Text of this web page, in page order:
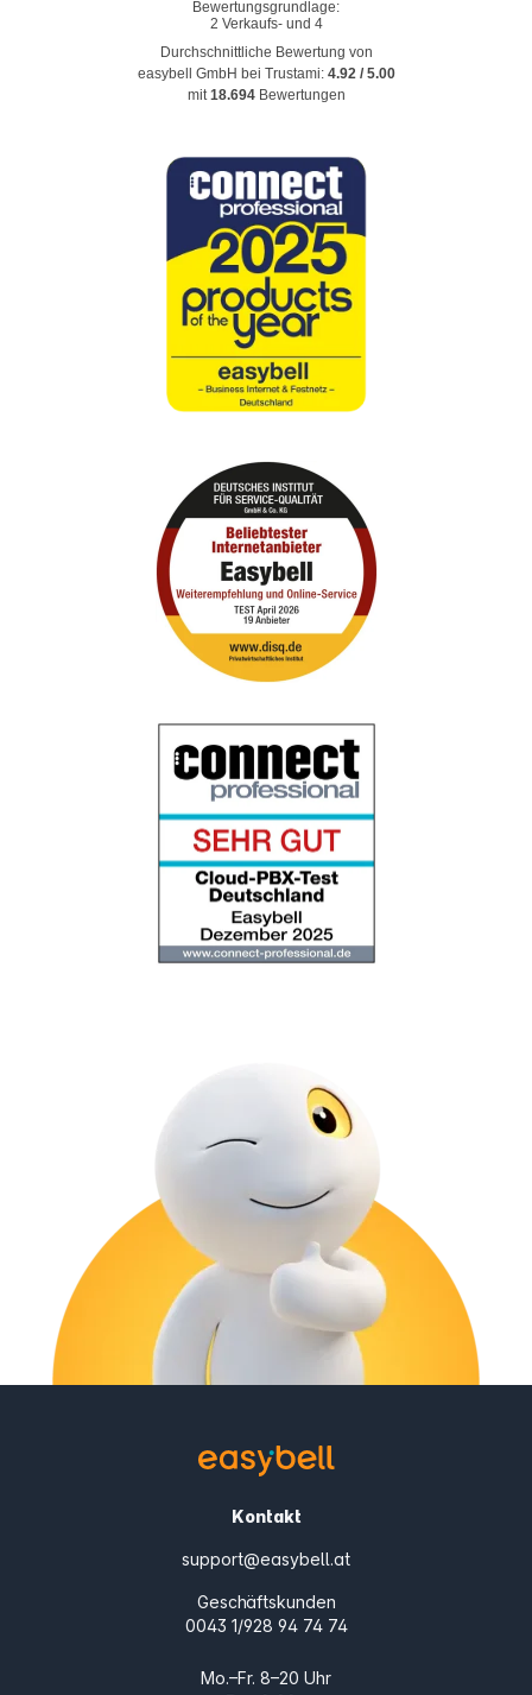
Durchschnittliche Bewertung von
easybell GmbH bei Trustami: 4.92/ 5.00
mit18.694 Bewertungen
Kontakt
support@easybell.at
Geschäftskunden
0043 1/928 94 74 74
Mo.–Fr. 8–20 Uhr